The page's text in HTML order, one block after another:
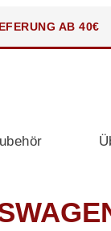
AB 40€